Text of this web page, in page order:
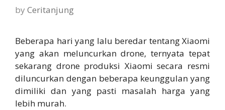
by Ceritanjung
Beberapa hari yang lalu beredar tentang Xiaomi
yang akan meluncurkan drone, ternyata tepat
sekarang drone produksi Xiaomi secara resmi
diluncurkan dengan beberapa keunggulan yang
dimiliki dan yang pasti masalah harga yang
lebih murah.